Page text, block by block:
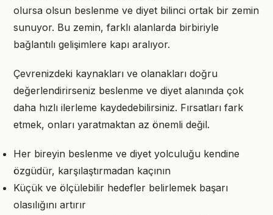
olursa olsun beslenme ve diyet bilinci ortak bir zemin
sunuyor. Bu zemin, farklı alanlarda birbiriyle
bağlantılı gelişimlere kapı aralıyor.
Çevrenizdeki kaynakları ve olanakları doğru
değerlendirirseniz beslenme ve diyet alanında çok
daha hızlı ilerleme kaydedebilirsiniz. Fırsatları fark
etmek, onları yaratmaktan az önemli değil.
Her bireyin beslenme ve diyet yolculuğu kendine
özgüdür, karşılaştırmadan kaçının
Küçük ve ölçülebilir hedefler belirlemek başarı
olasılığını artırır